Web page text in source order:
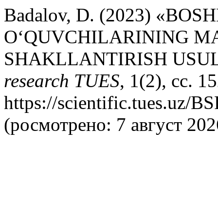
Badalov, D. (2023)
O‘QUVCHILARINING
SHAKLLANTIRISH
research TUES, 1(2), сс.
https://scientific.tues.uz/
(росмотрено: 7 август